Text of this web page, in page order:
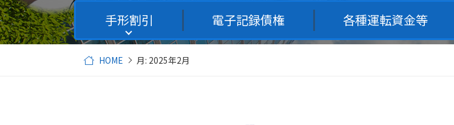
手形割引 電子記録債権 各種運転資金等
HOME 月: 2025年2月